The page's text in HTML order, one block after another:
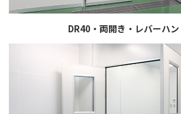
DR40・両開き・レバーハ